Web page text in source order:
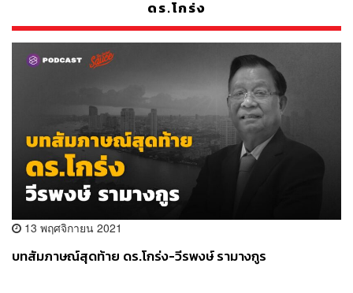
ดร.โกร่ง
13 พฤศจิกายน 2021
บทสัมภาษณ์สุดท้าย ดร.โกร่ง-วีรพงษ์ รามางกูร